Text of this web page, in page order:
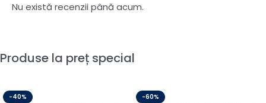
Nu există recenzii până acum.
Produse la preț special
-40% -60%